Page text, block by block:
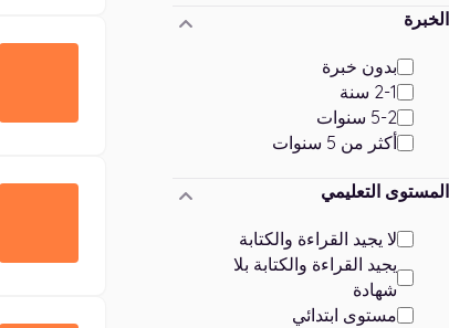
الخبرة
بدون خبرة
2-1 سنة
5-2 سنوات
أكثر من 5 سنوات
المستوى التعليمي
لا يجيد القراءة والكتابة
يجيد القراءة والكتابة بلا
شهادة
مستوى ابتدائي